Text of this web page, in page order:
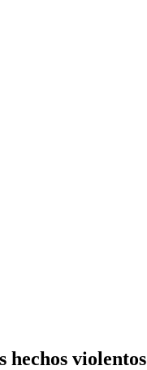
hechos violentos